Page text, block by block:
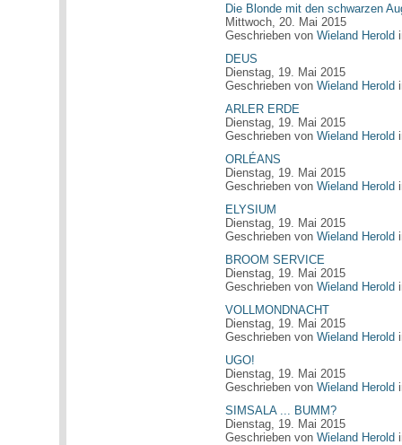
Die Blonde mit den schwarzen
Mittwoch, 20. Mai 2015
Geschrieben vonWieland Herold
DEUS
Dienstag, 19. Mai 2015
Geschrieben vonWieland Herold
ARLER ERDE
Dienstag, 19. Mai 2015
Geschrieben vonWieland Herold
ORLÉANS
Dienstag, 19. Mai 2015
Geschrieben vonWieland Herold
ELYSIUM
Dienstag, 19. Mai 2015
Geschrieben vonWieland Herold
BROOM SERVICE
Dienstag, 19. Mai 2015
Geschrieben vonWieland Herold
VOLLMONDNACHT
Dienstag, 19. Mai 2015
Geschrieben vonWieland Herold
UGO!
Dienstag, 19. Mai 2015
Geschrieben vonWieland Herold
SIMSALA ... BUMM?
Dienstag, 19. Mai 2015
Geschrieben vonWieland Herold